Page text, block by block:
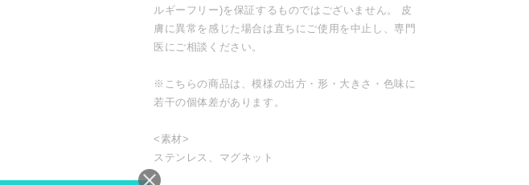
ルギーフリー)を保証するものではございません。 皮
膚に異常を感じた場合は直ちにご使用を中止し、専門
医にご相談ください。
※こちらの商品は、模様の出方・形・大きさ・色味に
若干の個体差があります。
<素材>
ステンレス、マグネット